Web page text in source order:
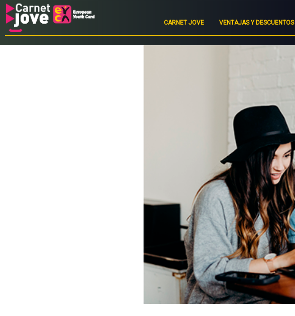
Main
navigation
CARNET JOVE VENTAJAS Y DESCUENTOS